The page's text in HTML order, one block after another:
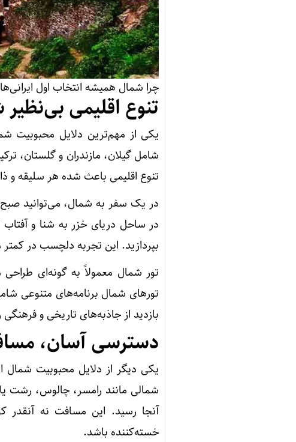
چرا شمال همیشه انتخاب اول
تنوع اقلیمی
یکی از مهم‌ترین دلایل محبوبیت
شامل گیلان، مازندران و گلستان،
تنوع اقلیمی باعث شده هر سلیقه و
در یک سفر به شمال، می‌توانید صبح
در ساحل دریای خزر به شنا و آفتاب
بپردازید. این تجربه دلچسب در کمتر
تور شمال معمولاً به گونه‌ای طراحی
تورهای شمال برنامه‌های متنوعی
بازدید از جاذبه‌های تاریخی و فرهنگی
دسترسی آسان،
یکی دیگر از دلایل محبوبیت شمال
شمالی مانند رامسر، چالوس، رشت
آنجا رسید. این مسافت نه آنقدر
خسته‌کننده باشد.